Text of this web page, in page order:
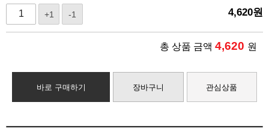
+1 -1 4,620원
총 상품 금액 4,620 원
바로 구매하기 장바구니 관심상품